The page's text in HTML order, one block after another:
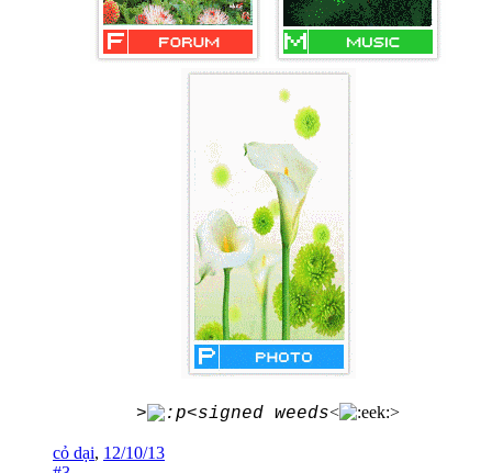
> <signed weeds< >
cỏ dại, 12/10/13